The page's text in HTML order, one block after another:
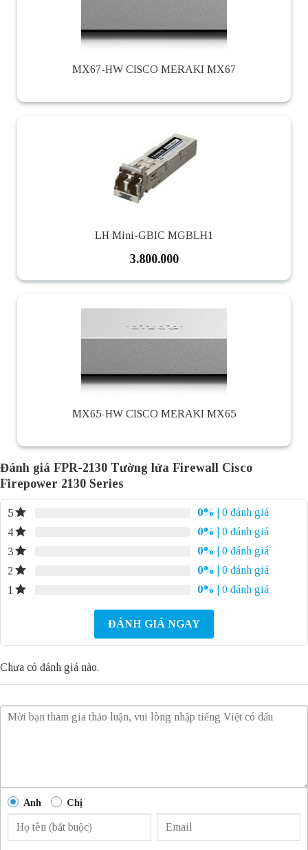
MX67-HW CISCO MERAKI MX67
LH Mini-GBIC MGBLH1
3.800.000
MX65-HW CISCO MERAKI MX65
Đánh giá FPR-2130 Tường lửa Firewall Cisco
Firepower 2130 Series
5 0%
| 0 đánh giá
4
0%
| 0 đánh giá
3
0%
| 0 đánh giá
2
0%
| 0 đánh giá
1
0% | 0 đánh giá
ĐÁNH GIÁ NGAY
Chưa có đánh giá nào.
Anh Chị